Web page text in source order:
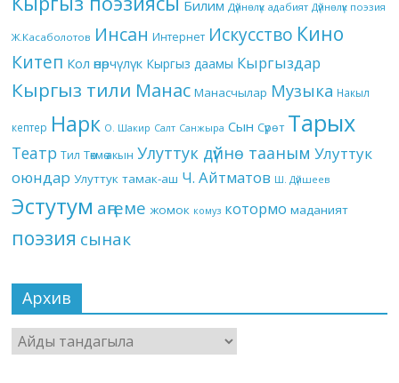
Билим Дүйнөлүк адабият Дүйнөлүк поэзия
Ж.Касаболотов Инсан Интернет Искусство Кино
Китеп Кол өнөрчүлүк Кыргыз даамы Кыргыздар
Кыргыз тили Манас Манасчылар Музыка Накыл
кептер Нарк О. Шакир Салт Санжыра Сын Сүрөт Тарых
Театр Тил Төкмө акын Улуттук дүйнө тааным Улуттук
оюндар Улуттук тамак-аш Ч. Айтматов Ш. Дүйшеев
Эстутум аңгеме жомок комуз котормо маданият
поэзия сынак
Архив
Архив